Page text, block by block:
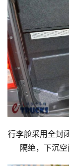
行李舱采用全封
隔绝，下沉